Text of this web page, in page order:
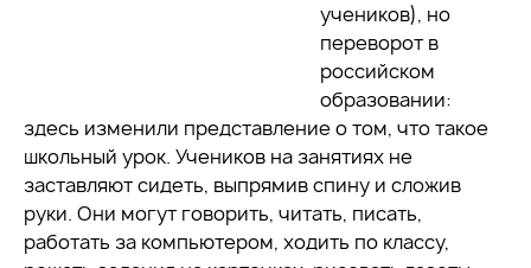
учеников), но
переворот в
российском
образовании:
здесь изменили представление о том, что такое
школьный урок. Учеников на занятиях не
заставляют сидеть, выпрямив спину и сложив
руки. Они могут говорить, читать, писать,
работать за компьютером, ходить по классу,